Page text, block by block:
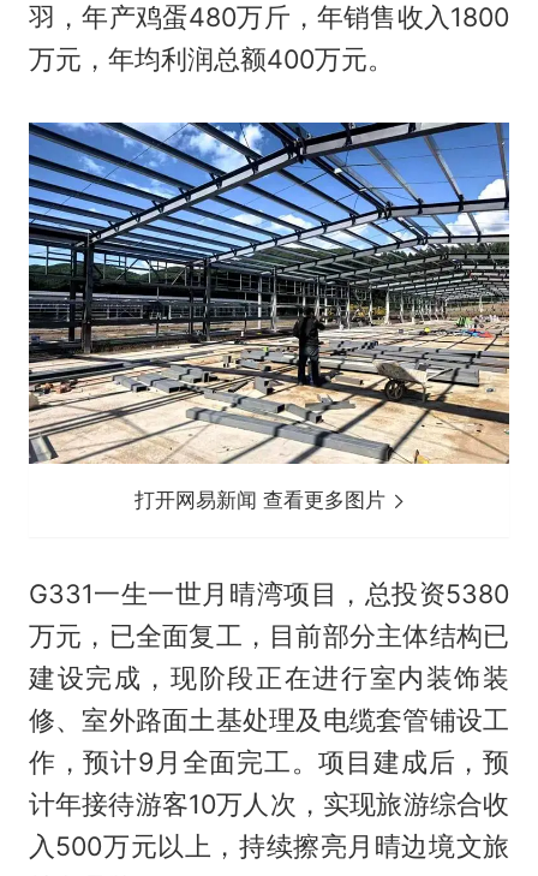
羽，年产鸡蛋480万斤，年销售收入1800
万元，年均利润总额400万元。
打开网易新闻 查看更多图片
G331一生一世月晴湾项目，总投资5380
万元，已全面复工，目前部分主体结构已
建设完成，现阶段正在进行室内装饰装
修、室外路面土基处理及电缆套管铺设工
作，预计9月全面完工。项目建成后，预
计年接待游客10万人次，实现旅游综合收
入500万元以上，持续擦亮月晴边境文旅